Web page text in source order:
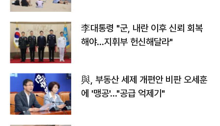
李대통령 "군, 내란 이후 신뢰 회복
해야…지휘부 헌신해달라"
與, 부동산 세제 개편안 비판 오세훈
에 '맹공'…"공급 억제기"